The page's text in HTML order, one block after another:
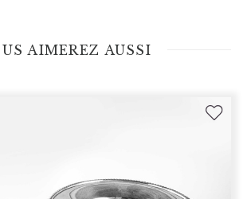
AIMEREZ AUSSI